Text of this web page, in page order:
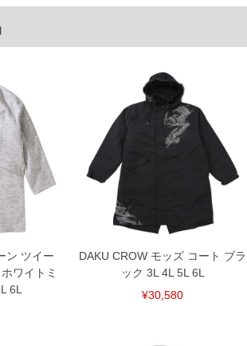
着後1週間以内にご連絡ください。
品の性質上、返品交換不可とさせて頂いております。予め
の場合】
下さい。（裾上げ無料対象商品は1本につき税込6,000円以
以下の商品は有料（500円+税）となります。）
お時間を頂く場合がございます。
・交換不可となりますので、予めご了承下さい。
い商品がございます。(例：裾にファスナーや調節ひもが付
施されている等)
ン ツイー
ワイトミ
6L
DAKU CROW モッズ コート ブラ
ック 3L 4L 5L 6L
¥30,580